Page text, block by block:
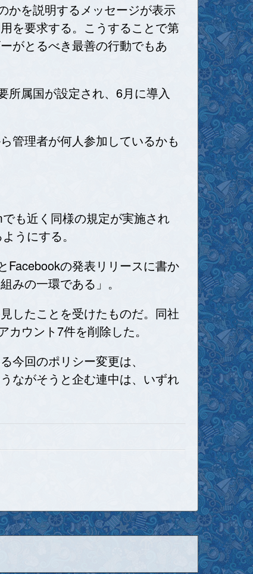
かを説明するメッセージが表示
を要求する。こうすることで第
がとるべき最善の行動でもあ
所属国が設定され、6月に導入
管理者が何人参加しているかも
も近く同様の規定が実施され
うにする。
Facebookの発表リリースに書か
みの一環である」。
したことを受けたものだ。同社
ウント7件を削除した。
回のポリシー変更は、
ながそうと企む連中は、いずれ